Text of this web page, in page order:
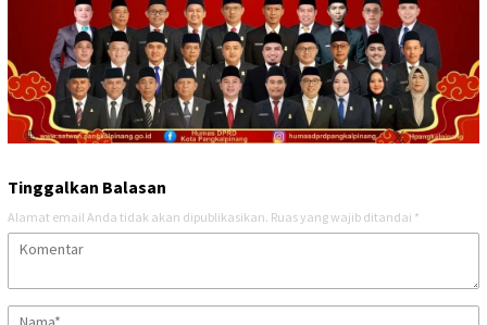
Tinggalkan Balasan
Alamat email Anda tidak akan dipublikasikan. Ruas yang wajib ditandai *